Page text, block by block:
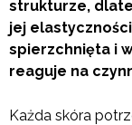
strukturze,
jej
spierzchnięta i
reaguje na
Każda skóra